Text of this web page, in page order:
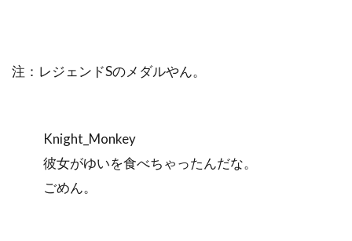
注：レジェンドSのメダルやん。
Knight_Monkey
彼女がゆいを食べちゃったんだな。
ごめん。